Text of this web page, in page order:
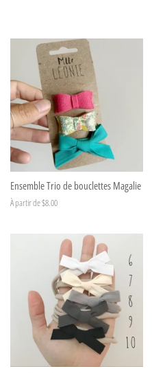
Ensemble Trio de bouclettes Magalie
À partir de $8.00